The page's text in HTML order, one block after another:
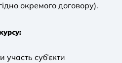
окремого договору).
суб’єкти